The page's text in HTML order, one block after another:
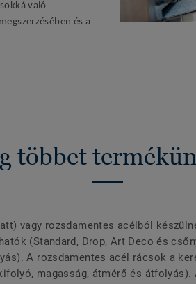
való
és a
többet
vagy rozsdamentes acélból
(Standard, Drop, Art Deco és
A rozsdamentes acél rácsok a
magasság, átmérő és